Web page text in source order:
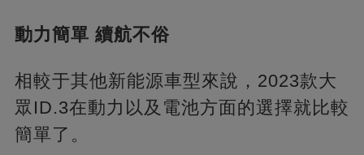
動力簡單 續航不俗
相較于其他新能源車型來說，2023款大
眾ID.3在動力以及電池方面的選擇就比較
簡單了。